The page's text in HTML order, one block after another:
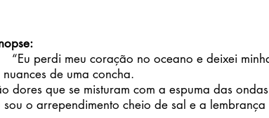
perdi meu coração no oceano e deixei
nuances de uma concha.
dores que se misturam com a espuma das
sou o arrependimento cheio de sal e a